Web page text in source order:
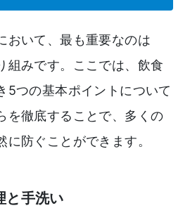
おいて、最も重要なのは
組みです。ここでは、飲食
5つの基本ポイントについて
を徹底することで、多くの
防ぐことができます。
と手洗い